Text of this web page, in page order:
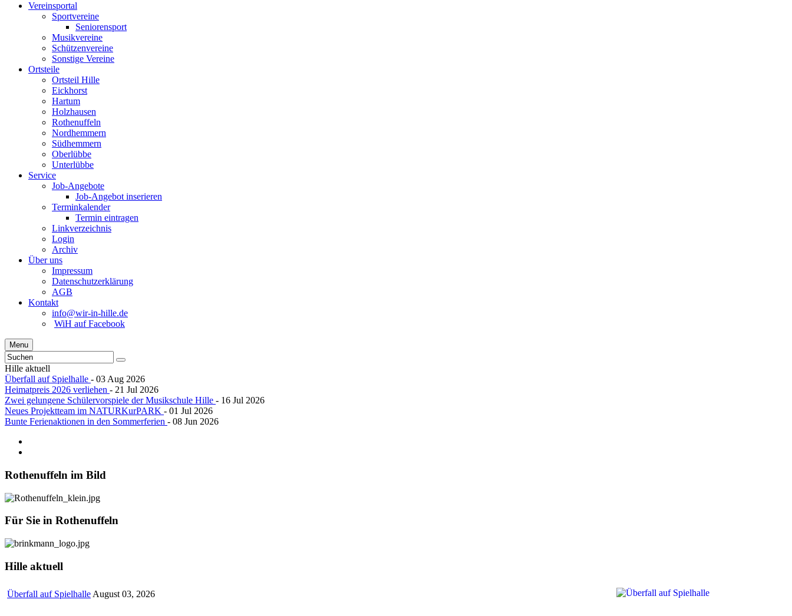
Vereinsportal
Sportvereine
Seniorensport
Musikvereine
Schützenvereine
Sonstige Vereine
Ortsteile
Ortsteil Hille
Eickhorst
Hartum
Holzhausen
Rothenuffeln
Nordhemmern
Südhemmern
Oberlübbe
Unterlübbe
Service
Job-Angebote
Job-Angebot inserieren
Terminkalender
Termin eintragen
Linkverzeichnis
Login
Archiv
Über uns
Impressum
Datenschutzerklärung
AGB
Kontakt
info@wir-in-hille.de
WiH auf Facebook
Menu
Hille aktuell
Überfall auf Spielhalle - 03 Aug 2026
Heimatpreis 2026 verliehen - 21 Jul 2026
Zwei gelungene Schülervorspiele der Musikschule Hille - 16 Jul 2026
Neues Projektteam im NATURKurPARK - 01 Jul 2026
Bunte Ferienaktionen in den Sommerferien - 08 Jun 2026
Rothenuffeln im Bild
Für Sie in Rothenuffeln
Hille aktuell
Überfall auf Spielhalle August 03, 2026